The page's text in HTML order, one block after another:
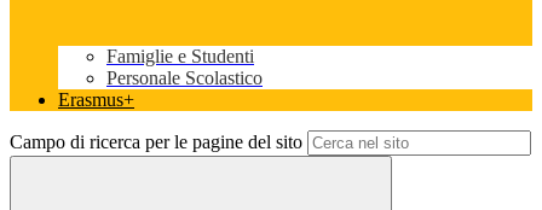
Famiglie e Studenti
Personale Scolastico
Erasmus+
Campo di ricerca per le pagine del sito